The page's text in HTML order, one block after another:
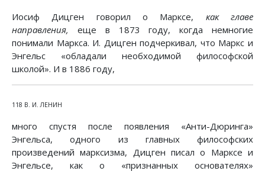
Иосиф Дицген говорил о Марксе, как главе
направления, еще в 1873 году, когда немногие
понимали Маркса. И. Дицген подчеркивал, что Маркс и
Энгельс «обладали необходимой философской
школой». И в 1886 году,
118 В. И. ЛЕНИН
много спустя после появления «Анти-Дюринга»
Энгельса, одного из главных философских
произведений марксизма, Дицген писал о Марксе и
Энгельсе, как о «признанных основателях»